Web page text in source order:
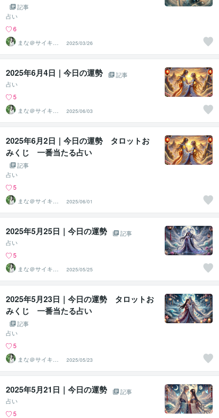
記事
占い
6
まな＠サイキッ
ク能力を覚醒さ
せる専門家
2025/03/26
2025年6月4日｜今日の運勢
記事
占い
5
まな＠サイキッ
ク能力を覚醒さ
せる専門家
2025/06/03
2025年6月2日｜今日の運勢 タロットお
みくじ 一番当たる占い
記事
占い
5
まな＠サイキッ
ク能力を覚醒さ
せる専門家
2025/06/01
2025年5月25日｜今日の運勢
記事
占い
5
まな＠サイキッ
ク能力を覚醒さ
せる専門家
2025/05/25
2025年5月23日｜今日の運勢 タロットお
みくじ 一番当たる占い
記事
占い
5
まな＠サイキッ
ク能力を覚醒さ
せる専門家
2025/05/23
2025年5月21日｜今日の運勢
記事
占い
5